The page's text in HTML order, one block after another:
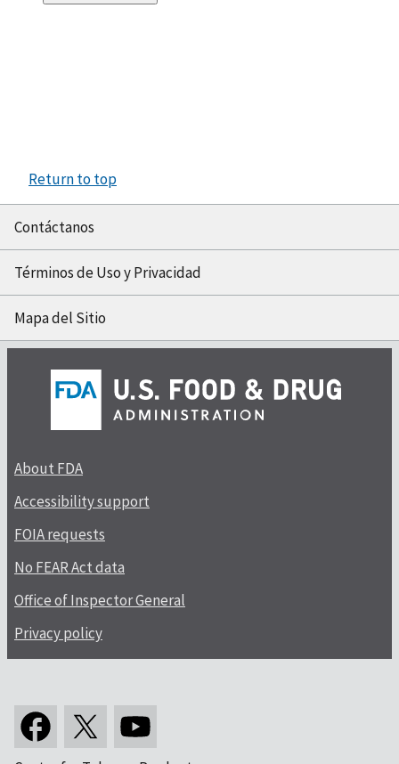
Return to top
Contáctanos
Términos de Uso y Privacidad
Mapa del Sitio
About FDA
Accessibility support
FOIA requests
No FEAR Act data
Office of Inspector General
Privacy policy